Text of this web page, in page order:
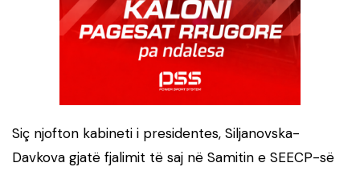
Siç njofton kabineti i presidentes, Siljanovska-
Davkova gjatë fjalimit të saj në Samitin e SEECP-së